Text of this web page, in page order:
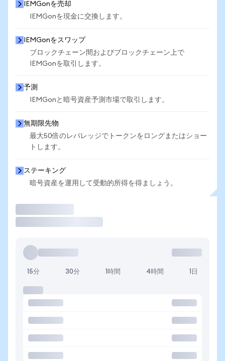
IEMGonを売却
IEMGonを現金に交換します。
IEMGonをスワップ
ブロックチェーン間およびブロックチェーン上で
IEMGonを取引します。
予測
IEMGonと暗号資産予測市場で取引します。
無期限先物
最大50倍のレバレッジでトークンをロングまたはショー
トします。
ステーキング
暗号資産を運用して受動的所得を得ましょう。
15分 30分 1時間 4時間 1日